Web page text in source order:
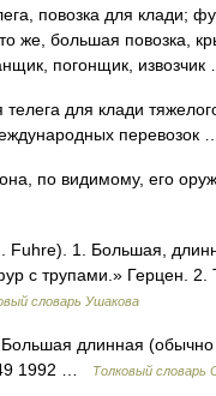
повозка для клади;
же, большая повозка,
погонщик,
для клади
перевозок
по видимому, его
1. Большая,
с трупами.» Герцен. 2.
словарь Ушакова
длинная (обычно
1992 …
Толковый словарь